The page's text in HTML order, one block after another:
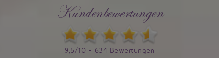
Kundenbewertungen
9,5/10 - 634 Bewertungen